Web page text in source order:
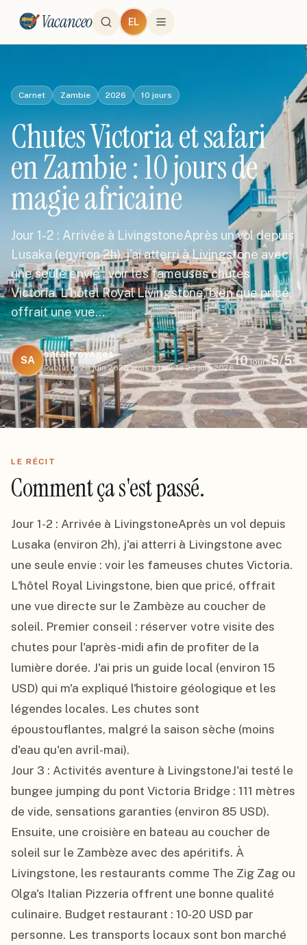
Vacanceo EL
Carnet Zambie 2026 10 jours
Chutes Victoria et safari
en Zambie : 10 jours de
magie africaine
Jour 1-2 : Arrivée à LivingstoneAprès un vol depuis
Lusaka (environ 2h), j'ai atterri à Livingstone avec
une seule envie : voir les fameuses chutes
Victoria. L'hôtel Royal Livingstone, bien que pricé,
offrait une vue…
SA
sarahvoyages
Publié le 20 juin 2026·mis à jour le 23 juin 2026
10jours5/5
LE RÉCIT
Comment ça s'est passé.
Jour 1-2 : Arrivée à LivingstoneAprès un vol depuis
Lusaka (environ 2h), j'ai atterri à Livingstone avec
une seule envie : voir les fameuses chutes Victoria.
L'hôtel Royal Livingstone, bien que pricé, offrait
une vue directe sur le Zambèze au coucher de
soleil. Premier conseil : réserver votre visite des
chutes pour l'après-midi afin de profiter de la
lumière dorée. J'ai pris un guide local (environ 15
USD) qui m'a expliqué l'histoire géologique et les
légendes locales. Les chutes sont
époustouflantes, malgré la saison sèche (moins
d'eau qu'en avril-mai).
Jour 3 : Activités aventure à LivingstoneJ'ai testé le
bungee jumping du pont Victoria Bridge : 111 mètres
de vide, sensations garanties (environ 85 USD).
Ensuite, une croisière en bateau au coucher de
soleil sur le Zambèze avec des apéritifs. À
Livingstone, les restaurants comme The Zig Zag ou
Olga's Italian Pizzeria offrent une bonne qualité
culinaire. Budget restaurant : 10-20 USD par
personne. Les transports locaux sont bon marché